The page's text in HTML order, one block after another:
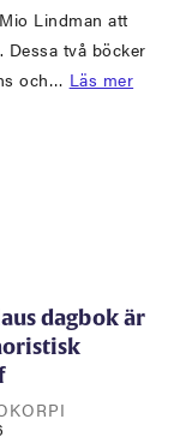
Lindman att
Dessa två böcker
och… Läs mer
dagbok är